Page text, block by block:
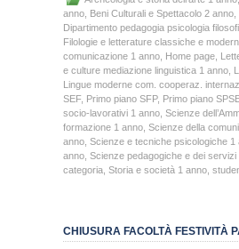
anno Beni Culturali e Spettacolo 2 anno
Dipartimento pedagogia psicologia
Filologie e letterature classiche e
comunicazione 1 anno Home page
e culture mediazione linguistica 1 anno
Lingue moderne com. cooperaz.
SEF, Primo piano SFP, Primo piano
socio-lavorativi 1 anno Scienze
formazione 1 anno Scienze della
anno Scienze e tecniche psicologiche 1
anno Scienze pedagogiche e dei
categoria Storia e società 1 anno
CHIUSURA FACOLTÀ FESTIVITÀ